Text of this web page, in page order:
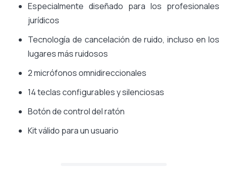
Especialmente diseñado para los profesionales
jurídicos
Tecnología de cancelación de ruido, incluso en los
lugares más ruidosos
2 micrófonos omnidireccionales
14 teclas configurables y silenciosas
Botón de control del ratón
Kit válido para un usuario